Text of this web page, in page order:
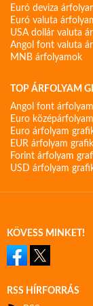
Euró deviza
Euró valuta
USA dollár valuta
Angol font valuta
MNB árfolyamok
TOP ÁRFOLYAM
Angol font
Euro
Euro árfolyam
EUR árfolyam
Forint árfolyam
USD árfolyam
KÖVESS MINKET!
RSS HÍRFORRÁS